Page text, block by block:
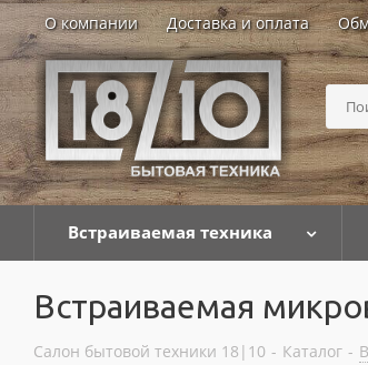
О компании Доставка и оплата
Встраиваемая техника
Встраиваемая
Салон бытовой техники 18|10 - Каталог -